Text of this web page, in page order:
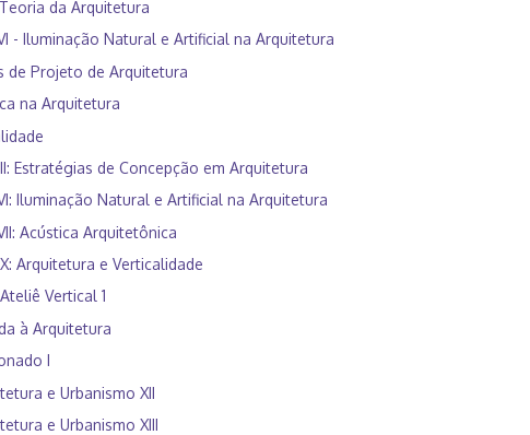
da Arquitetura
- Iluminação Natural e Artificial na Arquitetura
de Projeto de Arquitetura
na Arquitetura
Estratégias de Concepção em Arquitetura
Iluminação Natural e Artificial na Arquitetura
Acústica Arquitetônica
Arquitetura e Verticalidade
Vertical 1
à Arquitetura
I
e Urbanismo XII
e Urbanismo XIII